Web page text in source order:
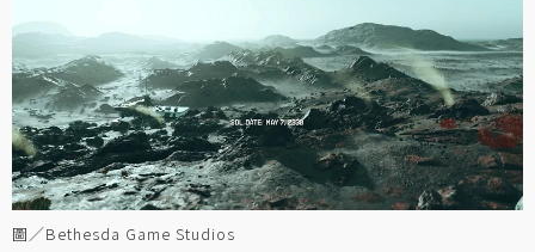
圖／Bethesda Game Studios